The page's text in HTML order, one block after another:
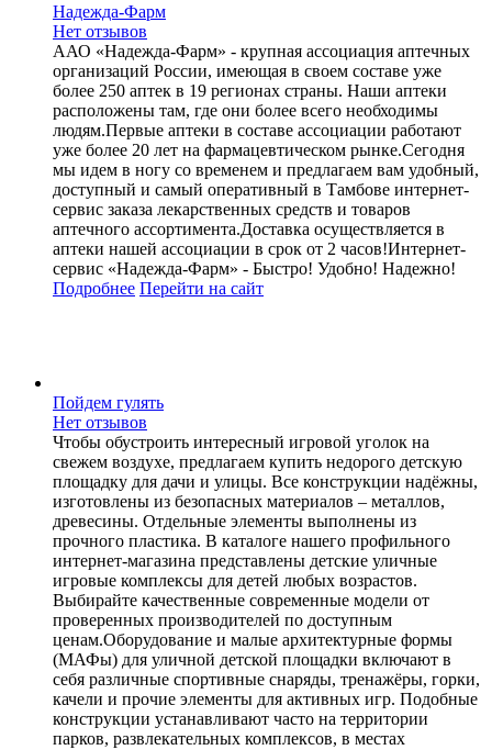
Надежда-Фарм
Нет отзывов
ААО «Надежда-Фарм» - крупная ассоциация аптечных
организаций России, имеющая в своем составе уже
более 250 аптек в 19 регионах страны. Наши аптеки
расположены там, где они более всего необходимы
людям.Первые аптеки в составе ассоциации работают
уже более 20 лет на фармацевтическом рынке.Сегодня
мы идем в ногу со временем и предлагаем вам удобный,
доступный и самый оперативный в Тамбове интернет-
сервис заказа лекарственных средств и товаров
аптечного ассортимента.Доставка осуществляется в
аптеки нашей ассоциации в срок от 2 часов!Интернет-
сервис «Надежда-Фарм» - Быстро! Удобно! Надежно!
Подробнее Перейти на сайт
Пойдем гулять
Нет отзывов
Чтобы обустроить интересный игровой уголок на
свежем воздухе, предлагаем купить недорого детскую
площадку для дачи и улицы. Все конструкции надёжны,
изготовлены из безопасных материалов – металлов,
древесины. Отдельные элементы выполнены из
прочного пластика. В каталоге нашего профильного
интернет-магазина представлены детские уличные
игровые комплексы для детей любых возрастов.
Выбирайте качественные современные модели от
проверенных производителей по доступным
ценам.Оборудование и малые архитектурные формы
(МАФы) для уличной детской площадки включают в
себя различные спортивные снаряды, тренажёры, горки,
качели и прочие элементы для активных игр. Подобные
конструкции устанавливают часто на территории
парков, развлекательных комплексов, в местах